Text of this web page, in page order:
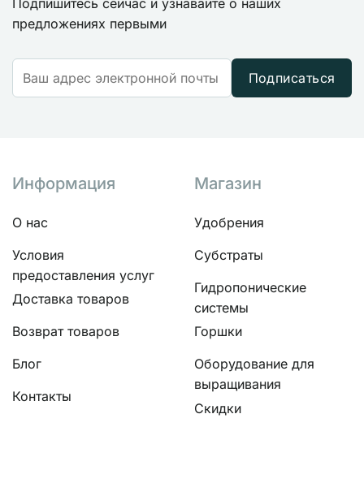
предложениях первыми
Подписаться
Информация
О нас
Условия
предоставления услуг
Доставка товаров
Возврат товаров
Блог
Контакты
Магазин
Удобрения
Субстраты
Гидропонические
системы
Горшки
Оборудование для
выращивания
Скидки